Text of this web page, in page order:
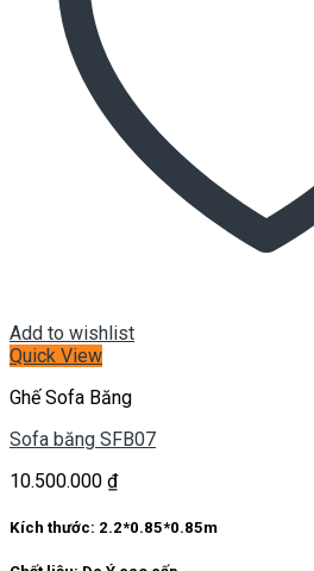
Add to wishlist
Quick View
Ghế Sofa Băng
Sofa băng SFB07
10.500.000 ₫
Kích thước: 2.2*0.85*0.85m